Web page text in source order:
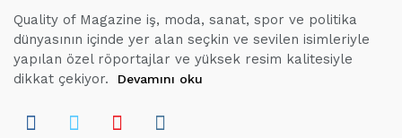
Quality of Magazine iş, moda, sanat, spor ve politika
dünyasının içinde yer alan seçkin ve sevilen isimleriyle
yapılan özel röportajlar ve yüksek resim kalitesiyle
dikkat çekiyor.
Devamını oku